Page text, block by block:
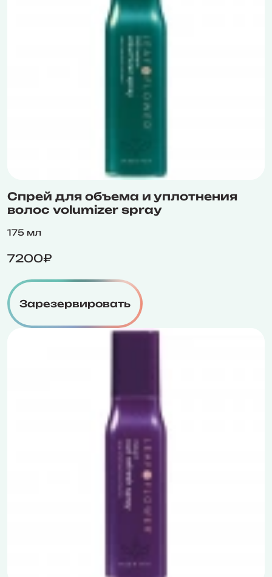
Спрей для объема и уплотнения
волос volumizer spray
175 мл
7200₽
Зарезервировать